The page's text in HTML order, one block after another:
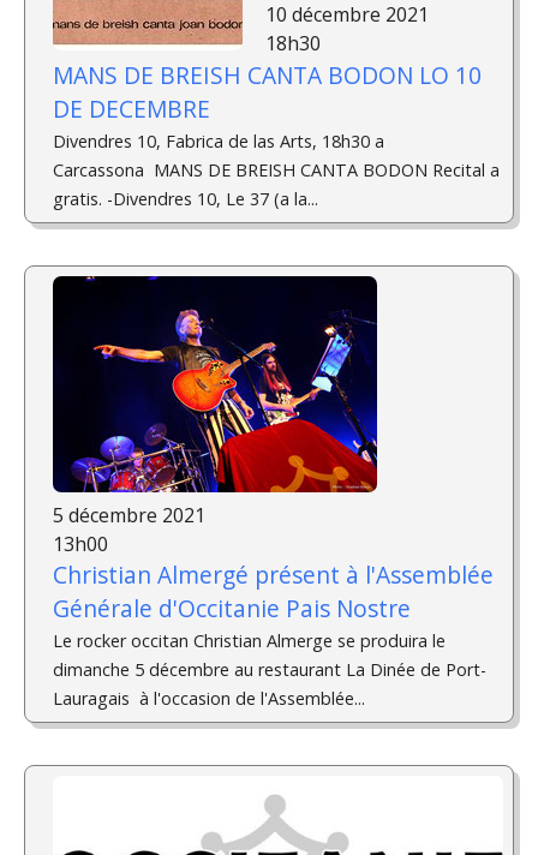
10 décembre 2021
18h30
MANS DE BREISH CANTA BODON LO 10
DE DECEMBRE
Divendres 10, Fabrica de las Arts, 18h30 a
Carcassona MANS DE BREISH CANTA BODON Recital a
gratis. -Divendres 10, Le 37 (a la...
5 décembre 2021
13h00
Christian Almergé présent à l'Assemblée
Générale d'Occitanie Pais Nostre
Le rocker occitan Christian Almerge se produira le
dimanche 5 décembre au restaurant La Dinée de Port-
Lauragais à l'occasion de l'Assemblée...